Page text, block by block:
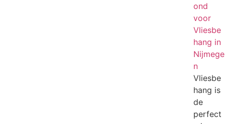
ond
voor
Vliesbe
hang in
Nijmege
n
Vliesbe
hang is
de
perfect